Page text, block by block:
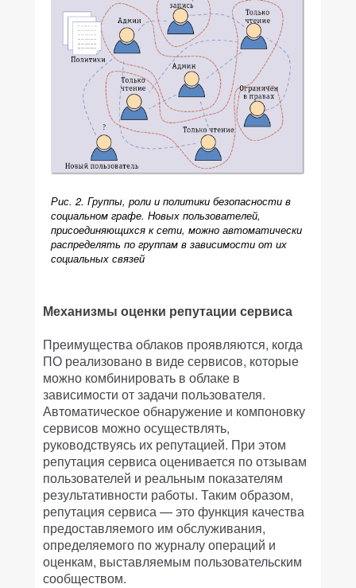
Рис. 2. Группы, роли и политики безопасности в
социальном графе. Новых пользователей,
присоединяющихся к сети, можно автоматически
распределять по группам в зависимости от их
социальных связей
Механизмы оценки репутации сервиса
Преимущества облаков проявляются, когда
ПО реализовано в виде сервисов, которые
можно комбинировать в облаке в
зависимости от задачи пользователя.
Автоматическое обнаружение и компоновку
сервисов можно осуществлять,
руководствуясь их репутацией. При этом
репутация сервиса оценивается по отзывам
пользователей и реальным показателям
результативности работы. Таким образом,
репутация сервиса — это функция качества
предоставляемого им обслуживания,
определяемого по журналу операций и
оценкам, выставляемым пользовательским
сообществом.